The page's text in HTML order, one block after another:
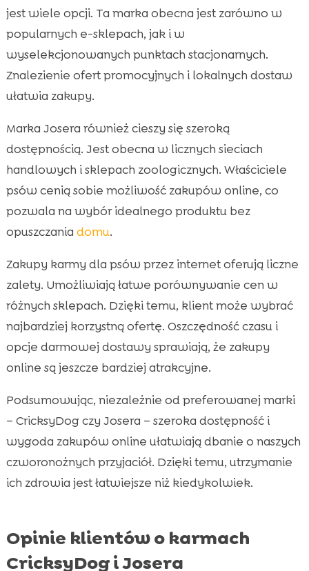
jest wiele opcji. Ta marka obecna jest zarówno w
popularnych e-sklepach, jak i w
wyselekcjonowanych punktach stacjonarnych.
Znalezienie ofert promocyjnych i lokalnych dostaw
ułatwia zakupy.
Marka Josera również cieszy się szeroką
dostępnością. Jest obecna w licznych sieciach
handlowych i sklepach zoologicznych. Właściciele
psów cenią sobie możliwość zakupów online, co
pozwala na wybór idealnego produktu bez
opuszczania domu.
Zakupy karmy dla psów przez internet oferują liczne
zalety. Umożliwiają łatwe porównywanie cen w
różnych sklepach. Dzięki temu, klient może wybrać
najbardziej korzystną ofertę. Oszczędność czasu i
opcje darmowej dostawy sprawiają, że zakupy
online są jeszcze bardziej atrakcyjne.
Podsumowując, niezależnie od preferowanej marki
– CricksyDog czy Josera – szeroka dostępność i
wygoda zakupów online ułatwiają dbanie o naszych
czworonożnych przyjaciół. Dzięki temu, utrzymanie
ich zdrowia jest łatwiejsze niż kiedykolwiek.
Opinie klientów o karmach
CricksyDog i Josera